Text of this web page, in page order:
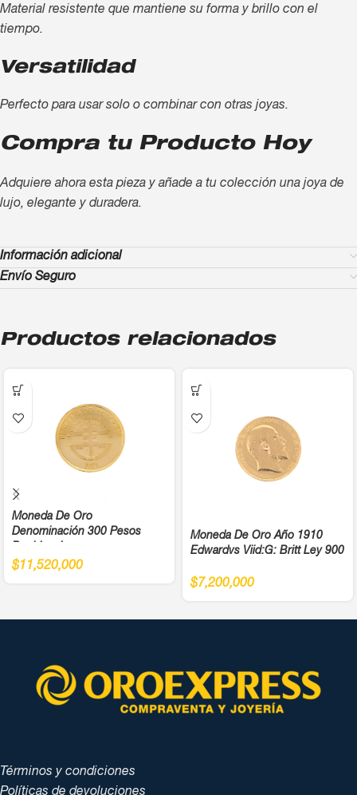
Material resistente que mantiene su forma y brillo con el
tiempo.
Versatilidad
Perfecto para usar solo o combinar con otras joyas.
Compra tu Producto Hoy
Adquiere ahora esta pieza y añade a tu colección una joya de
lujo, elegante y duradera.
Información adicional
Envío Seguro
Productos relacionados
Moneda De Oro
Denominación 300 Pesos
Panamericanos Año 1971 Cali
$11,520,000
Moneda De Oro Año 1910
Edwardvs Viid:G: Britt Ley 900
$7,200,000
Términos y condiciones
Políticas de devoluciones